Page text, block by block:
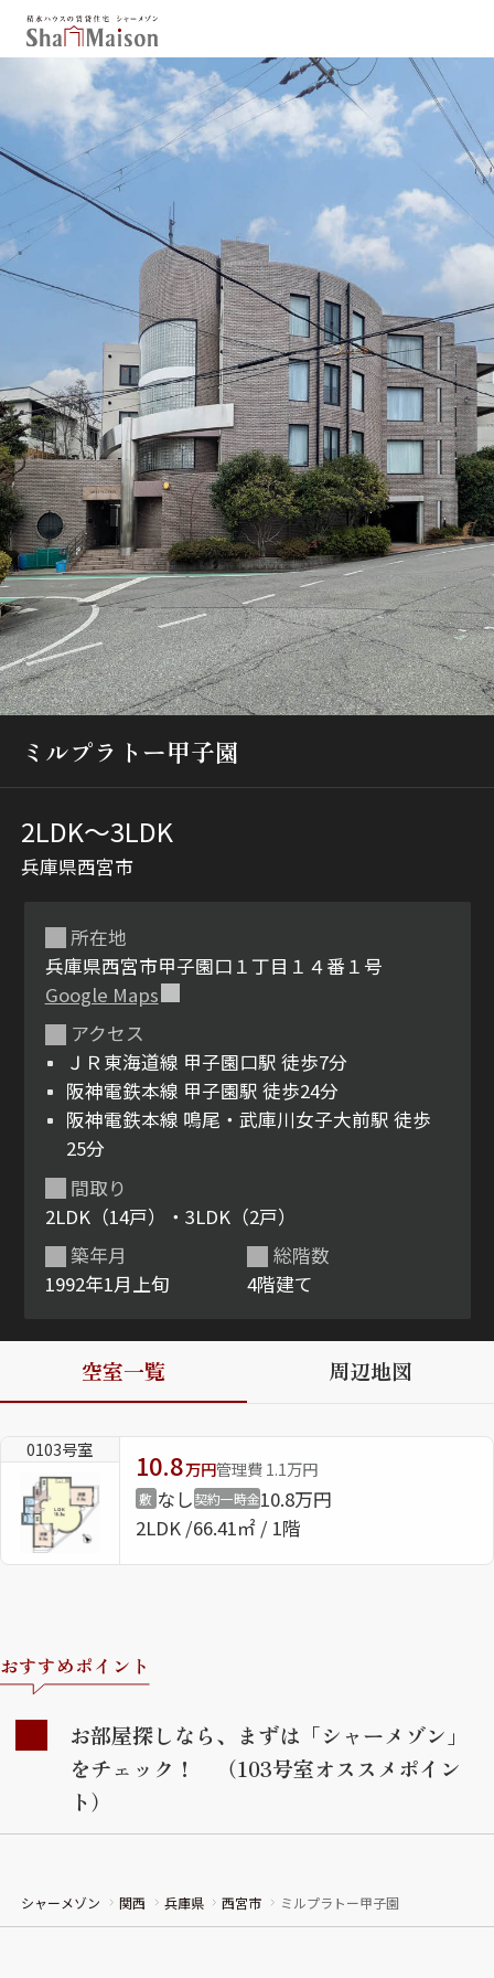
保存した条件
お気に入り
新着メール設定
最近見た物件
東北
関東
関西
中国・四国
九州
市区郡・路線・駅から探す
通勤・通学時間から探す
地図から探す
人気のカテゴリから探す
シャーメゾンとは
シャーメゾンセレクショ
ン
ShaMaison STYLE
シャーメゾンショップを探す
らくらく内見
自立型サービス付き・シニア向け
お問い合わせ・よくある質問
らくらくパートナー
シャーメゾンライフ GUARD
ミルプラトー甲子園
2LDK〜3LDK
兵庫県西宮市
所在地
兵庫県西宮市甲子園口１丁目１４番１号
Google Maps
アクセス
ＪＲ東海道線 甲子園口駅 徒歩7分
阪神電鉄本線 甲子園駅 徒歩24分
阪神電鉄本線 鳴尾・武庫川女子大前駅 徒歩
25分
築年月
1992年1月上旬
間取り
2LDK（14戸）・3LDK（2戸）
総階数
4階建て
空室一覧 周辺地図
0103号室
10.8万円管理費 1.1万円
敷 なし契約一時金10.8万円
2LDK 66.41㎡ / 1階
おすすめポイント
お部屋探しなら、まずは「シャーメゾン」
をチェック！ （103号室オススメポイン
ト）
シャーメゾン 関西 兵庫県 西宮市 ミルプラトー甲子園